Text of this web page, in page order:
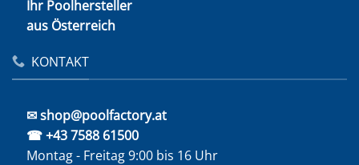
Ihr Poolhersteller
aus Österreich
KONTAKT
✉ shop@poolfactory.at
☎ +43 7588 61500
Montag - Freitag 9:00 bis 16 Uhr